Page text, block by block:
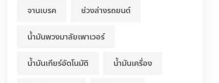
จานเบรค ช่วงล่างรถยนต์
น้ำมันพวงมาลัยเพาเวอร์
น้ำมันเกียร์อัตโนมัติ น้ำมันเครื่อง